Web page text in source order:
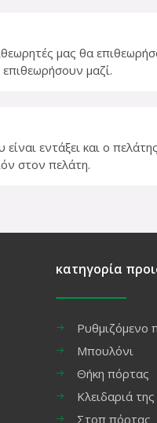
μας θα
μαζί.
εντάξει και ο
στον πελάτη.
κατηγορία
Ρυθμιζόμενο
Μπουλόνι
Θήκη πόρτας
Κλειδαριά
Στοπ πόρτας